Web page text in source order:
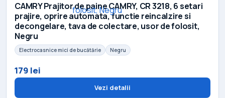
CAMRY Prajitor de paine CAMRY, CR 3218, 6 setari
prajire, oprire automata, functie reincalzire si
decongelare, tava de colectare, usor de folosit,
Negru
Electrocasnice mici de bucătărie Negru
179 lei
Vezi detalii